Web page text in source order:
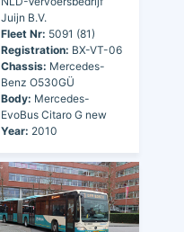
Juijn B.V.
Fleet Nr: 5091 (81)
Registration: BX-VT-06
Chassis: Mercedes-
Benz O530GÜ
Body: Mercedes-
EvoBus Citaro G new
Year: 2010